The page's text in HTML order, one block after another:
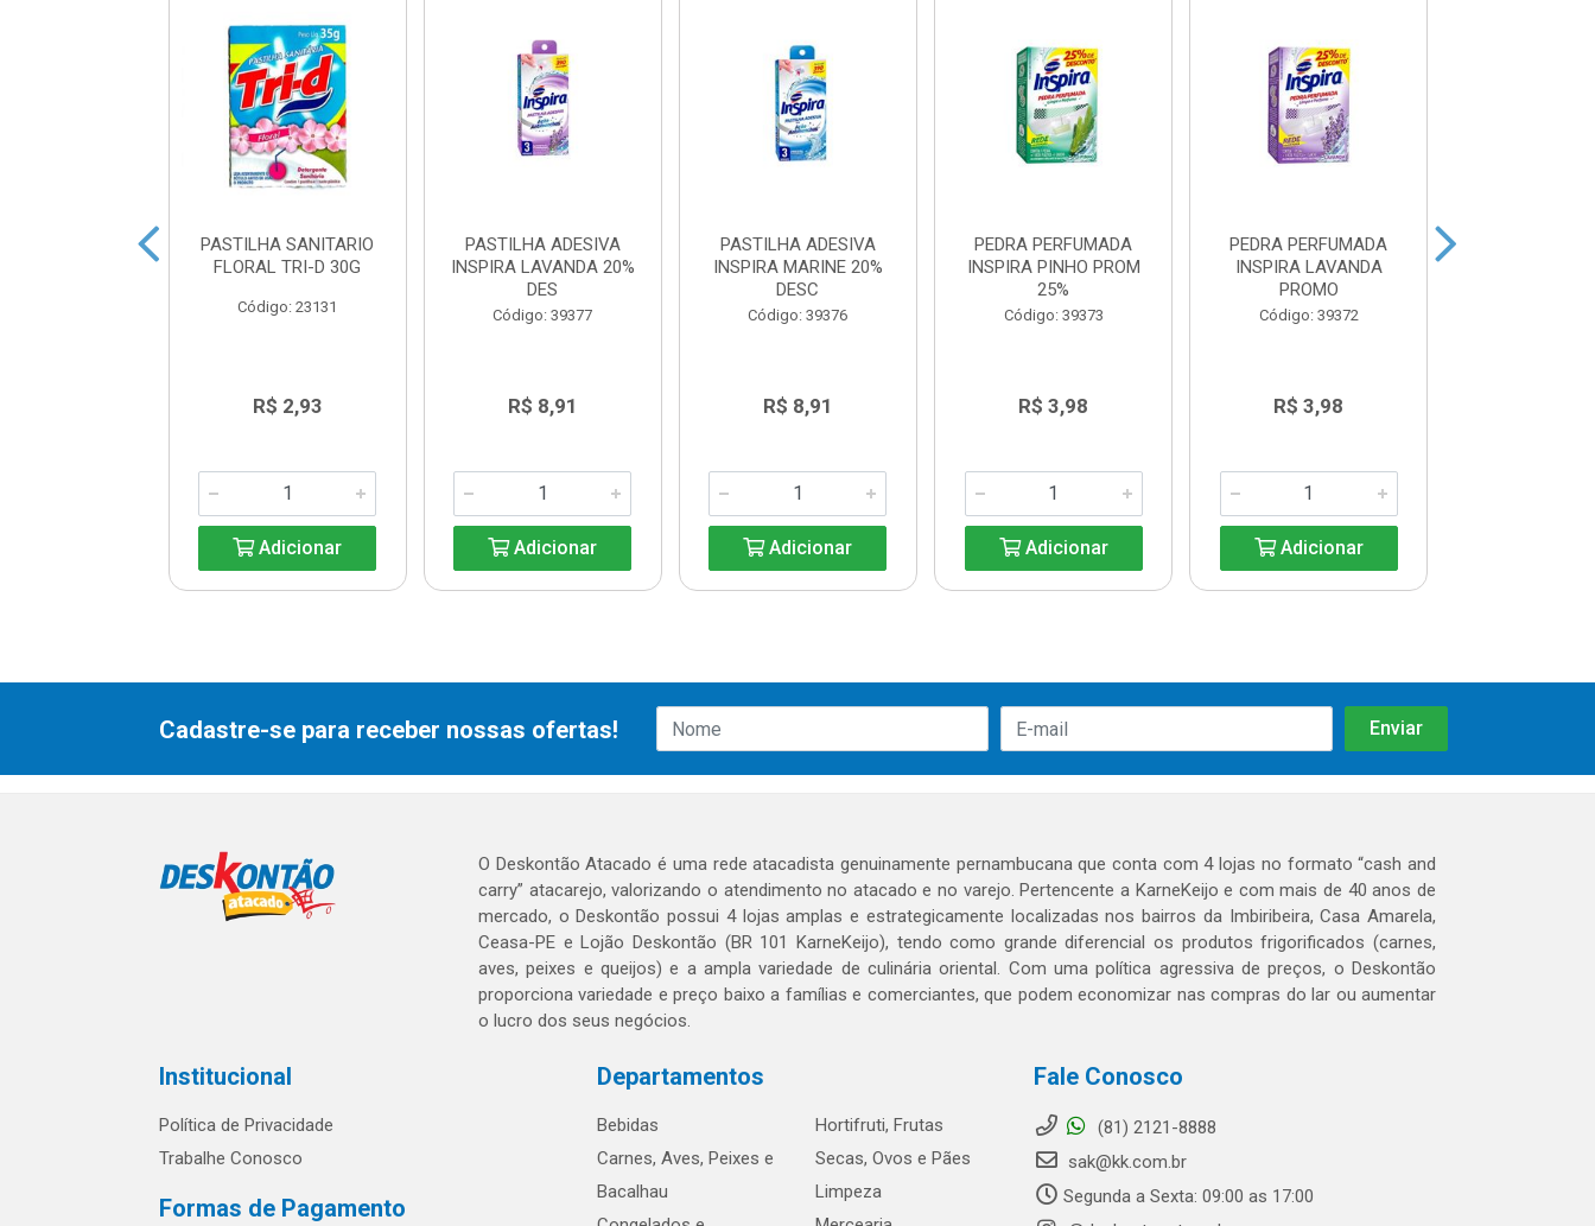
PASTILHA SANITARIO
FLORAL TRI-D 30G
Código: 23131
R$ 2,93
Adicionar
PASTILHA ADESIVA
INSPIRA LAVANDA 20%
DES
Código: 39377
R$ 8,91
Adicionar
PASTILHA ADESIVA
INSPIRA MARINE 20%
DESC
Código: 39376
R$ 8,91
Adicionar
PEDRA PERFUMADA
INSPIRA PINHO PROM
25%
Código: 39373
R$ 3,98
Adicionar
PEDRA PERFUMADA
INSPIRA LAVANDA
PROMO
Código: 39372
R$ 3,98
Adicionar
Cadastre-se para receber nossas ofertas!
O Deskontão Atacado é uma rede atacadista genuinamente pernambucana que conta com 4 lojas no formato “cash and
carry” atacarejo, valorizando o atendimento no atacado e no varejo. Pertencente a KarneKeijo e com mais de 40 anos de
mercado, o Deskontão possui 4 lojas amplas e estrategicamente localizadas nos bairros da Imbiribeira, Casa Amarela,
Ceasa-PE e Lojão Deskontão (BR 101 KarneKeijo), tendo como grande diferencial os produtos frigorificados (carnes,
aves, peixes e queijos) e a ampla variedade de culinária oriental. Com uma política agressiva de preços, o Deskontão
proporciona variedade e preço baixo a famílias e comerciantes, que podem economizar nas compras do lar ou aumentar
o lucro dos seus negócios.
Institucional
Política de Privacidade
Trabalhe Conosco
Formas de Pagamento
Departamentos
Bebidas
Carnes, Aves, Peixes e
Bacalhau
Hortifruti, Frutas
Secas, Ovos e Pães
Limpeza
Fale Conosco
(81) 2121-8888
sak@kk.com.br
Segunda a Sexta: 09:00 as 17:00